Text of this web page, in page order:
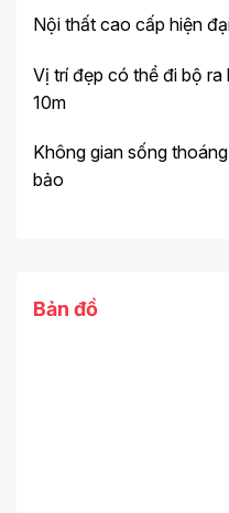
Nội thất cao cấp hiện
Vị trí đẹp có thể đi bộ
10m
Không gian sống
bảo
Bản đồ